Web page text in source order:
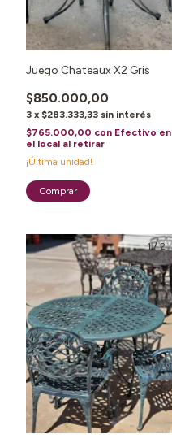
Juego Chateaux X2 Gris
$850.000,00
3 x $283.333,33 sin interés
$765.000,00 con Efectivo en
el local al retirar
¡Última unidad!
1/2